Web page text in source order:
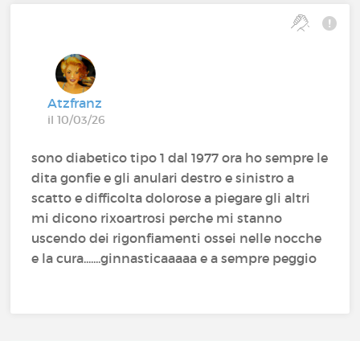
Atzfranz
il 10/03/26
sono diabetico tipo 1 dal 1977 ora ho sempre le
dita gonfie e gli anulari destro e sinistro a
scatto e difficolta dolorose a piegare gli altri
mi dicono rixoartrosi perche mi stanno
uscendo dei rigonfiamenti ossei nelle nocche
e la cura.......ginnasticaaaaa e a sempre peggio